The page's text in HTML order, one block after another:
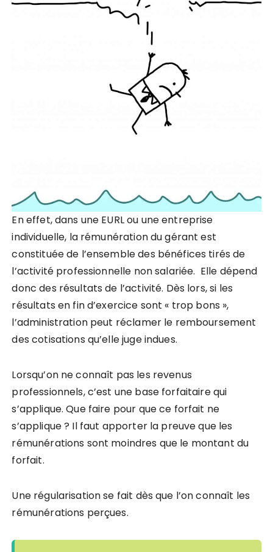
En effet, dans une EURL ou une entreprise
individuelle, la rémunération du gérant est
constituée de l’ensemble des bénéfices tirés de
l’activité professionnelle non salariée. Elle dépend
donc des résultats de l’activité. Dès lors, si les
résultats en fin d’exercice sont « trop bons »,
l’administration peut réclamer le remboursement
des cotisations qu’elle juge indues.
Lorsqu’on ne connaît pas les revenus
professionnels, c’est une base forfaitaire qui
s’applique. Que faire pour que ce forfait ne
s’applique ? Il faut apporter la preuve que les
rémunérations sont moindres que le montant du
forfait.
Une régularisation se fait dès que l’on connaît les
rémunérations perçues.